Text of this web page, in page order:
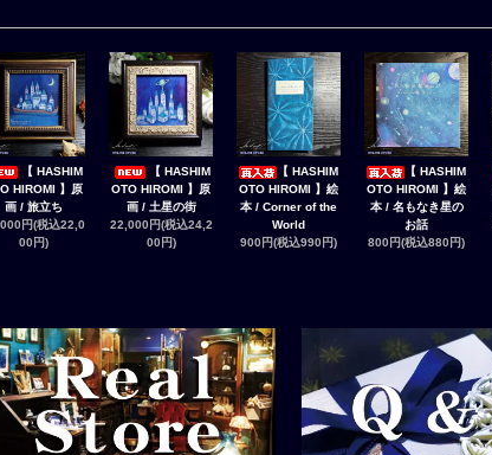
【 HASHIM
HIROMI 】原
画 / 旅立ち
円(税込22,0
00円)
【 HASHIM
OTO HIROMI 】原
画 / 土星の街
22,000円(税込24,2
00円)
【 HASHIM
OTO HIROMI 】絵
本 / Corner of the
World
900円(税込990円)
【 HASHIM
OTO HIROMI 】絵
本 / 名もなき星の
お話
800円(税込880円)